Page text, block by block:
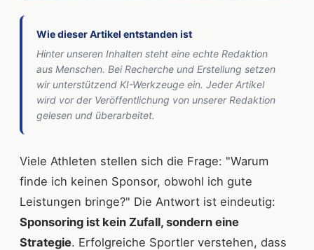
Wie dieser Artikel entstanden ist
Hinter unseren Inhalten steht eine echte Redaktion
aus Menschen. Bei Recherche und Erstellung setzen
wir unterstützend KI-Werkzeuge ein. Jeder Artikel
wird vor der Veröffentlichung von unserer Redaktion
gelesen und überarbeitet.
Viele Athleten stellen sich die Frage: "Warum
finde ich keinen Sponsor, obwohl ich gute
Leistungen bringe?" Die Antwort ist eindeutig:
Sponsoring ist kein Zufall, sondern eine
Strategie. Erfolgreiche Sportler verstehen, dass